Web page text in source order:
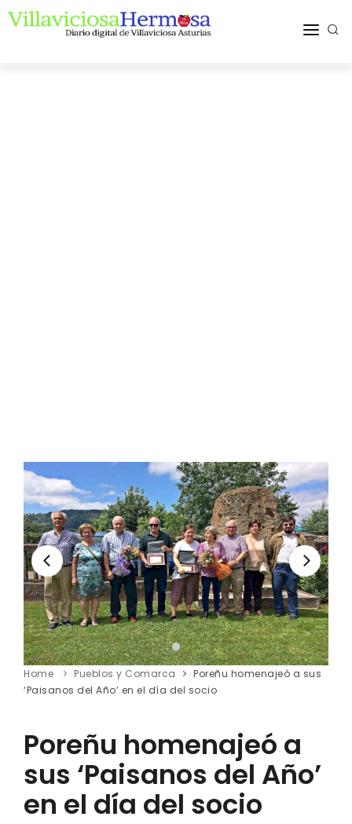
Home Pueblos y Comarca
Poreñu homenajeó a sus
‘Paisanos del Año’ en el día del socio
Poreñu homenajeó a
sus ‘Paisanos del Año’
en el día del socio